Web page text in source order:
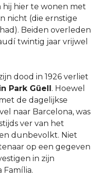
hij hier te wonen met
nicht (die ernstige
Beiden overleden
twintig jaar vrijwel
dood in 1926 verliet
Park Güell. Hoewel
de dagelijkse
naar Barcelona, was
ver van het
dunbevolkt. Niet
op een gegeven
in zijn
Família.